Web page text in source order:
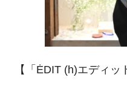
【「 ĖDIT (h)エディッ